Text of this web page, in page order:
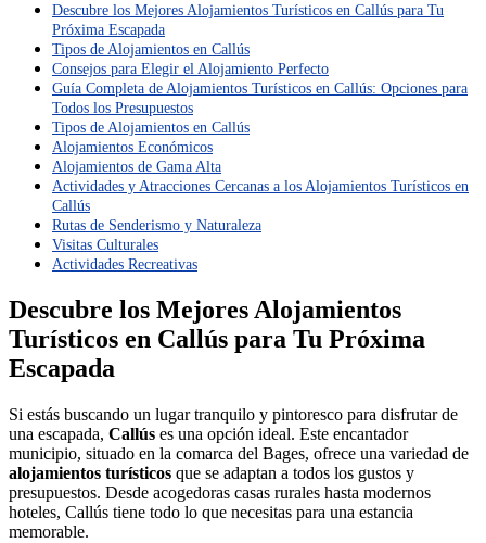
Descubre los Mejores Alojamientos Turísticos en Callús para Tu
Próxima Escapada
Tipos de Alojamientos en Callús
Consejos para Elegir el Alojamiento Perfecto
Guía Completa de Alojamientos Turísticos en Callús: Opciones para
Todos los Presupuestos
Tipos de Alojamientos en Callús
Alojamientos Económicos
Alojamientos de Gama Alta
Actividades y Atracciones Cercanas a los Alojamientos Turísticos en
Callús
Rutas de Senderismo y Naturaleza
Visitas Culturales
Actividades Recreativas
Descubre los Mejores Alojamientos
Turísticos en Callús para Tu Próxima
Escapada
Si estás buscando un lugar tranquilo y pintoresco para disfrutar de
una escapada, Callús es una opción ideal. Este encantador
municipio, situado en la comarca del Bages, ofrece una variedad de
alojamientos turísticos que se adaptan a todos los gustos y
presupuestos. Desde acogedoras casas rurales hasta modernos
hoteles, Callús tiene todo lo que necesitas para una estancia
memorable.